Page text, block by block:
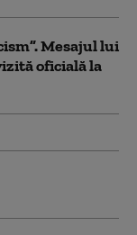
Mesajul lui
oficială la